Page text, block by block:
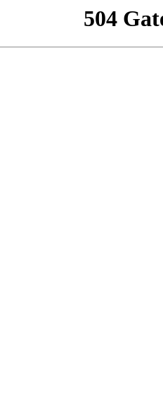
504